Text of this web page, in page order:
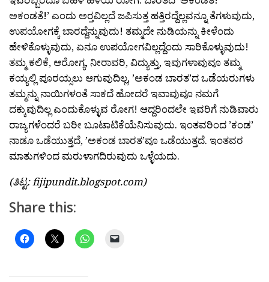
ಅಕಂಡತೆ!’ ಎಂದು ಅರ‍್ತವಿಲ್ಲದೆ ಜಪಿಸುತ್ತ ಹತ್ತಿರದ್ದೆಲ್ಲವನ್ನೂ ತೆಗಳುವುದು,
ಉಪಯೋಗಕ್ಕೆ ಬಾರದ್ದೆನ್ನುವುದು! ತಮ್ಮದೇ ನುಡಿಯನ್ನು ಕೀಳೆಂದು
ಹೇಳಿಕೊಳ್ಳುವುದು, ಏನೂ ಉಪಯೋಗವಿಲ್ಲದ್ದೆಂದು ಸಾರಿಕೊಳ್ಳುವುದು!
ತಮ್ಮ ಕಲಿಕೆ, ಆರೋಗ್ಯ, ನೀರಾವರಿ, ವಿದ್ಯುತ್ತು, ಇವುಗಳಾವುವೂ ತಮ್ಮ
ಕಯ್ಯಲ್ಲಿ ಪೂರಯ್ಸಲು ಆಗುವುದಿಲ್ಲ, ’ಅಕಂಡ ಬಾರತ’ದ ಒಡೆಯರುಗಳು
ತಮ್ಮನ್ನು ನಾಯಿಗಳಂತೆ ಸಾಕದೆ ಹೋದರೆ ಇವಾವುವೂ ನಮಗೆ
ದಕ್ಕುವುದಿಲ್ಲ ಎಂದುಕೊಳ್ಳುವ ರೋಗ! ಆದ್ದರಿಂದಲೇ ಇವರಿಗೆ ನುಡಿವಾರು
ರಾಜ್ಯಗಳೆಂದರೆ ಬರೀ ಬೂಟಾಟಿಕೆಯೆನಿಸುವುದು. ಇಂತವರಿಂದ ’ಕಂಡ’
ನಾಡೂ ಒಡೆಯುತ್ತದೆ, ’ಅಕಂಡ ಬಾರತ’ವೂ ಒಡೆಯುತ್ತದೆ. ಇಂತವರ
ಮಾತುಗಳಿಂದ ಮರುಳಾಗದಿರುವುದು ಒಳ್ಳೆಯದು.
(ತಿಟ್ಟ: fijipundit.blogspot.com)
Share this: